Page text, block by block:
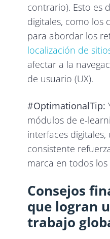
contrario). Esto es
digitales, como los
para abordar los
localización de
afectar a la
de usuario (UX).
#OptimationalTip:
módulos de e-
interfaces
consistente
marca en todos los
Consejos
que logran
trabajo